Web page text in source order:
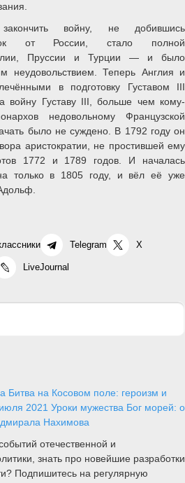
войну, не добившись
от России, стало полной
Пруссии и Турции — и было
неудовольствием. Теперь Англия и
в подготовку Густавом III
войну Густаву III, больше чем кому-
недовольному Французской
было не суждено. В 1792 году он
аристократии, не простившей ему
1772 и 1789 годов. И началась
только в 1805 году, и вёл её уже
Telegram X
LiveJournal
Битва на Косовом поле: героизм и
2021 Уроки мужества Бог морей: о
Нахимова
отечественной и
знать про новейшие разработки
Подпишитесь на регулярную